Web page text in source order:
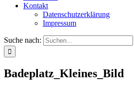
Kontakt
Datenschutzerklärung
Impressum
Suche nach:
Badeplatz_Kleines_Bild